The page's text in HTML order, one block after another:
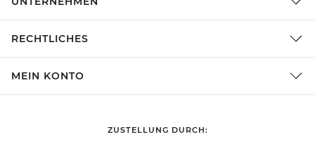
RECHTLICHES
MEIN KONTO
ZUSTELLUNG DURCH: